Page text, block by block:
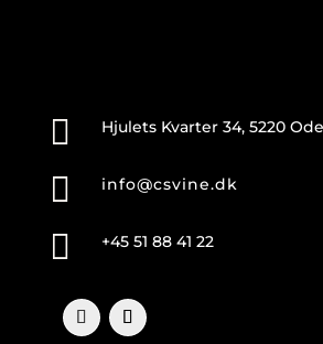
 Hjulets Kvarter 34, 5220
 info@csvine.dk
 +45 51 88 41 22